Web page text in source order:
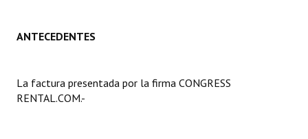
DOCUMENTOS
ANTECEDENTES
La factura presentada por la firma CONGRESS
RENTAL.COM.-